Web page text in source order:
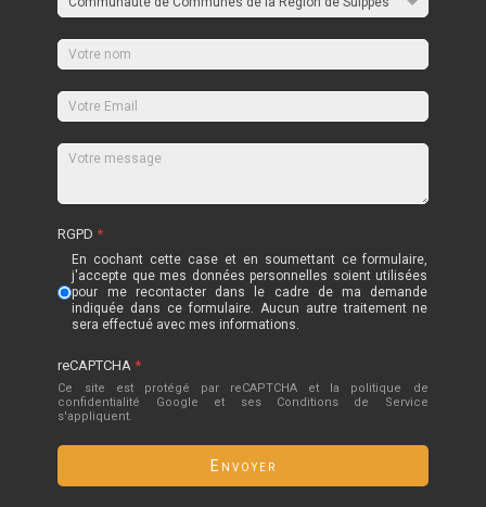
RGPD*
En cochant cette case et en soumettant ce formulaire,
j'accepte que mes données personnelles soient utilisées
pour me recontacter dans le cadre de ma demande
indiquée dans ce formulaire. Aucun autre traitement ne
sera effectué avec mes informations.
reCAPTCHA*
Ce site est protégé par reCAPTCHA et la politique de
confidentialité Google et
ses Conditions de Service
s'appliquent.
Envoyer